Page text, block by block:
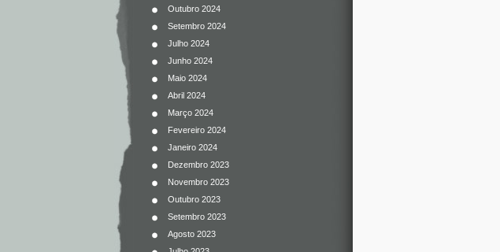
Outubro 2024
Setembro 2024
Julho 2024
Junho 2024
Maio 2024
Abril 2024
Março 2024
Fevereiro 2024
Janeiro 2024
Dezembro 2023
Novembro 2023
Outubro 2023
Setembro 2023
Agosto 2023